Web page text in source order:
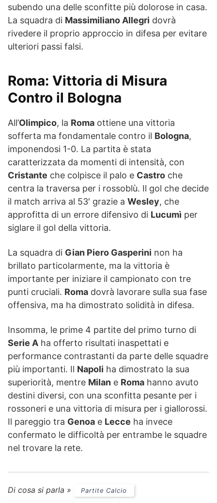
subendo una delle sconfitte più dolorose in casa.
La squadra di Massimiliano Allegri dovrà
rivedere il proprio approccio in difesa per evitare
ulteriori passi falsi.
Roma: Vittoria di Misura
Contro il Bologna
All’Olimpico, la Roma ottiene una vittoria
sofferta ma fondamentale contro il Bologna,
imponendosi 1-0. La partita è stata
caratterizzata da momenti di intensità, con
Cristante che colpisce il palo e Castro che
centra la traversa per i rossoblù. Il gol che decide
il match arriva al 53′ grazie a Wesley, che
approfitta di un errore difensivo di Lucumì per
siglare il gol della vittoria.
La squadra di Gian Piero Gasperini non ha
brillato particolarmente, ma la vittoria è
importante per iniziare il campionato con tre
punti cruciali. Roma dovrà lavorare sulla sua fase
offensiva, ma ha dimostrato solidità in difesa.
Insomma, le prime 4 partite del primo turno di
Serie A ha offerto risultati inaspettati e
performance contrastanti da parte delle squadre
più importanti. Il Napoli ha dimostrato la sua
superiorità, mentre Milan e Roma hanno avuto
destini diversi, con una sconfitta pesante per i
rossoneri e una vittoria di misura per i giallorossi.
Il pareggio tra Genoa e Lecce ha invece
confermato le difficoltà per entrambe le squadre
nel trovare la rete.
Di cosa si parla » Partite Calcio